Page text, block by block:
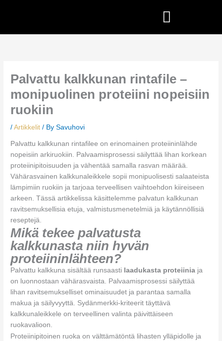
Palvattu kalkkunan rintafile –
monipuolinen proteiini nopeisiin
ruokiin
/Artikkelit / BySavuhovi
Palvattu kalkkunan rintafilee on erinomainen proteiininlähde
nopeisiin arkiruokiin. Palvaamisprosessi säilyttää lihan korkean
proteiinipitoisuuden ja vähentää samalla rasvan määrää.
Vähärasvainen kalkkunaleikkele sopii monipuolisesti salaateista
lämpimiin ruokiin ja tarjoaa terveellisen vaihtoehdon kiireiseen
arkeen. Tässä artikkelissa käsittelemme palvatun kalkkunan
ravitsemuksellisia etuja, valmistusmenetelmiä ja käytännöllisiä
reseptejä.
Mikä tekee palvatusta
kalkkunasta niin hyvän
proteiininlähteen?
Palvattu kalkkuna sisältää runsaasti laadukasta proteiinia ja
on luonnostaan vähärasvaista. Palvaamisprosessi säilyttää
lihan ravitsemukselliset ominaisuudet ja parantaa samalla
makua ja säilyvyyttä. Sydänmerkki-kriteerit täyttävä
kalkkunaleikkele on terveellinen valinta päivittäiseen
ruokavalioon.
Proteiinipitoinen ruoka on välttämätöntä lihasten ylläpidolle ja